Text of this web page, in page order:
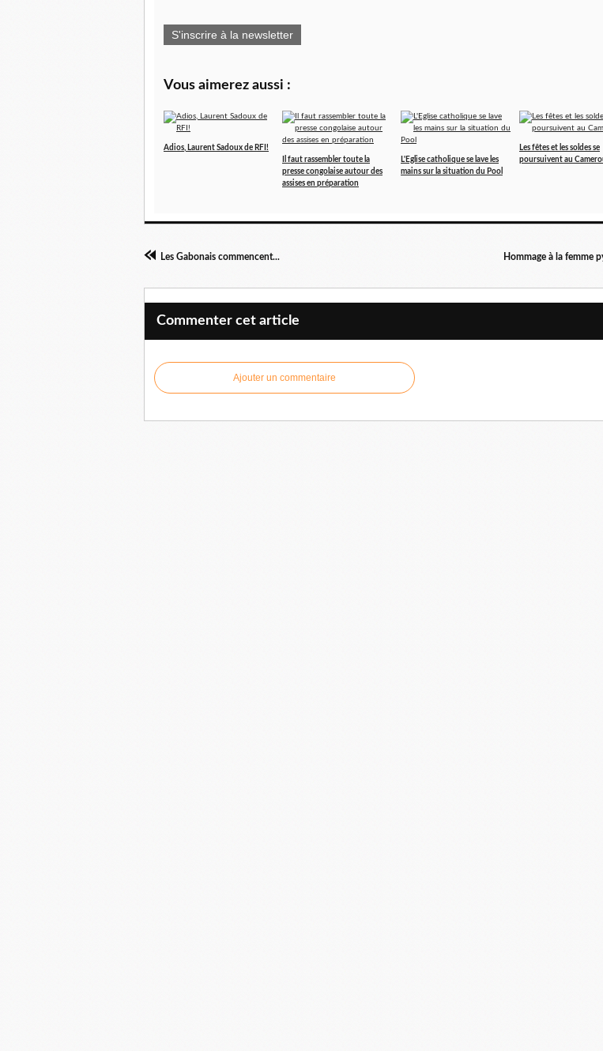
S'inscrire à la newsletter
Vous aimerez aussi :
Adios, Laurent Sadoux de RFI!
Il faut rassembler toute la
presse congolaise autour des
assises en préparation
L'Eglise catholique se lave les
mains sur la situation du Pool
Les fêtes et les soldes se
poursuivent au
Les Gabonais commencent... Hommage à la femme
Commenter cet article
Ajouter un commentaire